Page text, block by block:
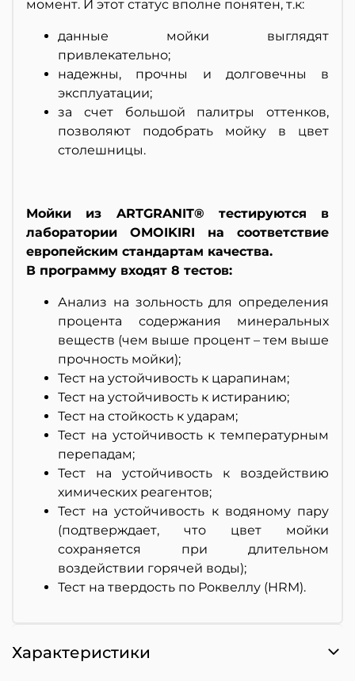
момент. И этот статус вполне понятен, т.к:
данные мойки выглядят
привлекательно;
надежны, прочны и долговечны в
эксплуатации;
за счет большой палитры оттенков,
позволяют подобрать мойку в цвет
столешницы.
Мойки из ARTGRANIT® тестируются в
лаборатории OMOIKIRI на соответствие
европейским стандартам качества.
В программу входят 8 тестов:
Анализ на зольность для определения
процента содержания минеральных
веществ (чем выше процент – тем выше
прочность мойки);
Тест на устойчивость к царапинам;
Тест на устойчивость к истиранию;
Тест на стойкость к ударам;
Тест на устойчивость к температурным
перепадам;
Тест на устойчивость к воздействию
химических реагентов;
Тест на устойчивость к водяному пару
(подтверждает, что цвет мойки
сохраняется при длительном
воздействии горячей воды);
Тест на твердость по Роквеллу (HRM).
Характеристики